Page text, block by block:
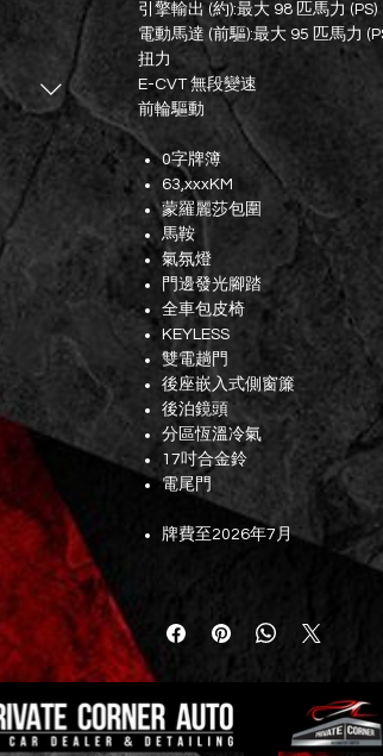
引擎輸出 (約):最大 98 匹馬力 (PS)
電動馬達 (前驅):最大 95 匹馬力
扭力
E-CVT 無段變速
前輪驅動
0字牌簿
63,xxxKM
蒙羅麗莎包圍
馬鞍
氣氛燈
門邊發光腳踏
全車包皮椅
KEYLESS
雙電趟門
後座嵌入式側窗簾
後泊鏡頭
分區恆溫冷氣
17吋合金鈴
電尾門
牌費至2026年7月